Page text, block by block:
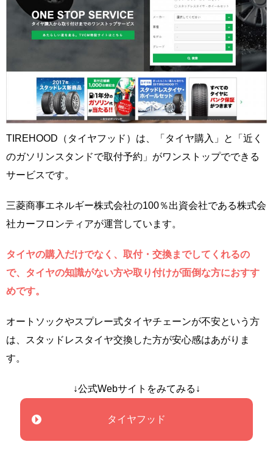
TIREHOOD（タイヤフッド）は、「タイヤ購入」と「近く
のガソリンスタンドで取付予約」がワンストップでできる
サービスです。
三菱商事エネルギー株式会社の100％出資会社である株式会
社カーフロンティアが運営しています。
タイヤの購入だけでなく、取付・交換までしてくれるの
で、タイヤの知識がない方や取り付けが面倒な方におすす
めです。
オートソックやスプレー式タイヤチェーンが不安という方
は、スタッドレスタイヤ交換した方が安心感はあがりま
す。
↓公式Webサイトをみてみる↓
タイヤフッド